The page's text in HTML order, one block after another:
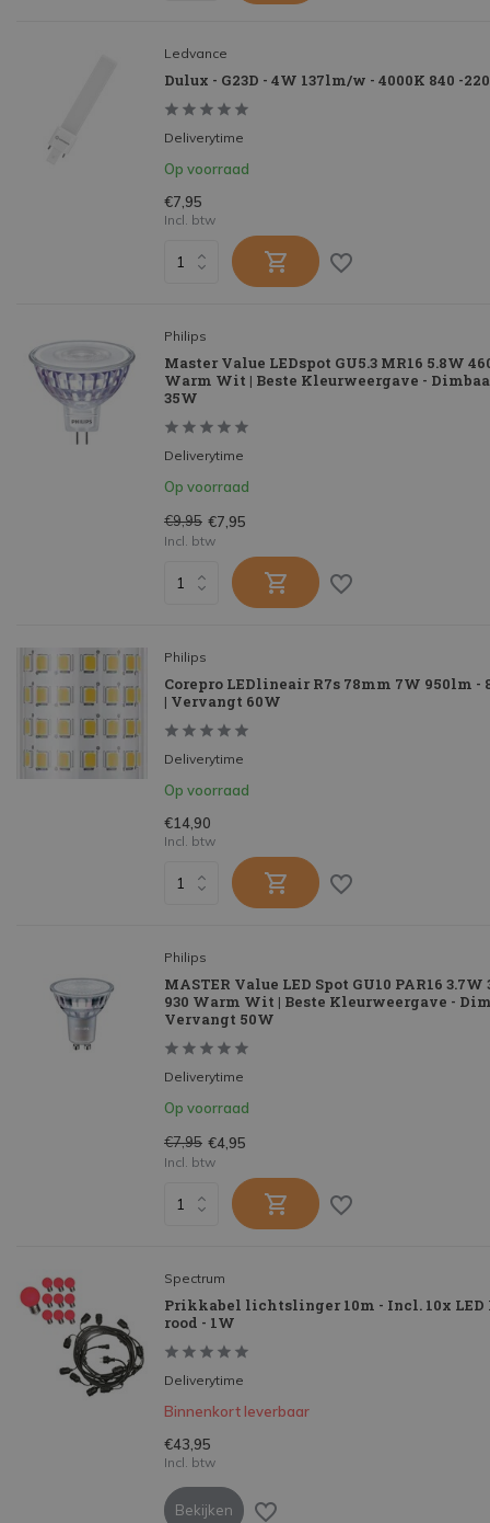
Ledvance
Dulux - G23D - 4W 137lm/w - 4000K 840 -
Deliverytime
Op voorraad
€7,95
Incl. btw
Philips
Master Value LEDspot GU5.3 MR16 5.8W
Warm Wit | Beste Kleurweergave -
35W
Deliverytime
Op voorraad
€9,95 €7,95
Incl. btw
Philips
Corepro LEDlineair R7s 78mm 7W 950lm -
| Vervangt 60W
Deliverytime
Op voorraad
€14,90
Incl. btw
Philips
MASTER Value LED Spot GU10 PAR16 3.7W
930 Warm Wit | Beste Kleurweergave -
Vervangt 50W
Deliverytime
Op voorraad
€7,95 €4,95
Incl. btw
Spectrum
Prikkabel lichtslinger 10m - Incl. 10x LED
rood - 1W
Deliverytime
Binnenkort leverbaar
€43,95
Incl. btw
Bekijken